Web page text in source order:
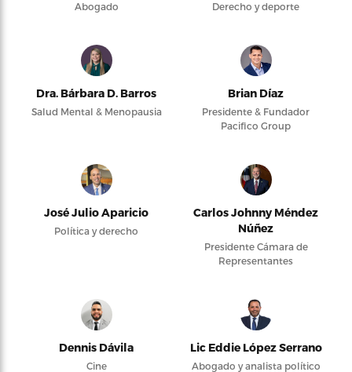
Abogado Derecho y deporte
Dra. Bárbara D. Barros
Salud Mental & Menopausia
Brian Díaz
Presidente & Fundador
Pacifico Group
José Julio Aparicio
Política y derecho
Carlos Johnny Méndez
Núñez
Presidente Cámara de
Representantes
Dennis Dávila
Cine
Lic Eddie López Serrano
Abogado y analista político